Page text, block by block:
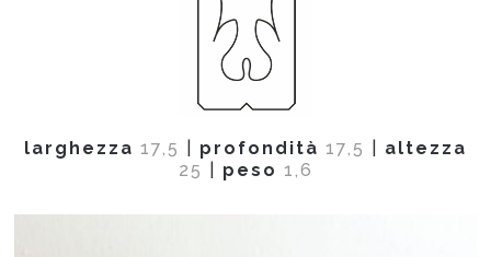
larghezza 17,5 profondità 17,5
altezza
25
peso 1,6